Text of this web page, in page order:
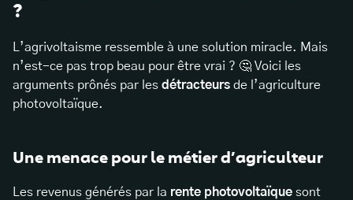
?
L’agrivoltaisme ressemble à une solution miracle. Mais
n’est-ce pas trop beau pour être vrai ? 🤔 Voici les
arguments prônés par les détracteurs de l’agriculture
photovoltaïque.
Une menace pour le métier d’agriculteur
Les revenus générés par la rente photovoltaïque sont